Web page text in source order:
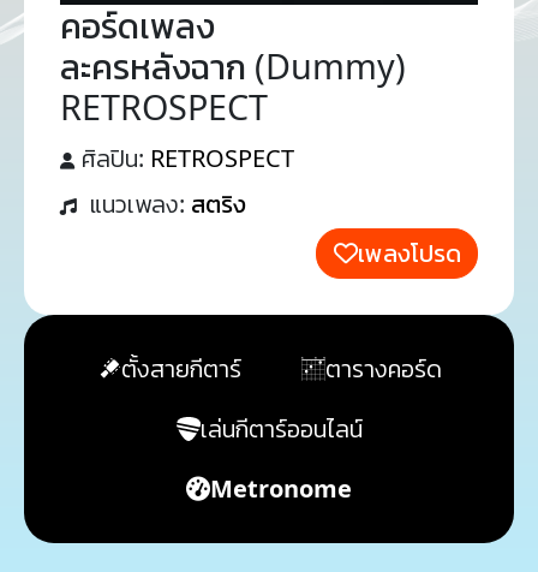
คอร์ดเพลง
ละครหลังฉาก (Dummy)
RETROSPECT
ศิลปิน: RETROSPECT
แนวเพลง: สตริง
เพลงโปรด
ตั้งสายกีตาร์
ตารางคอร์ด
เล่นกีตาร์ออนไลน์
Metronome